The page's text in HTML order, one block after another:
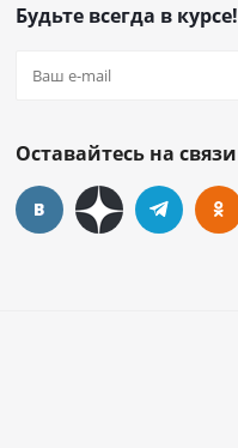
Будьте всегда в курсе!
Оставайтесь на связи